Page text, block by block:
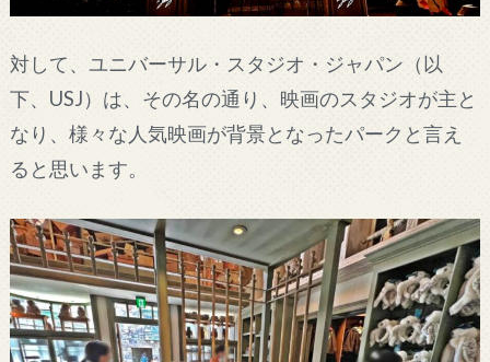
対して、ユニバーサル・スタジオ・ジャパン（以
下、USJ）は、その名の通り、映画のスタジオが主と
なり、様々な人気映画が背景となったパークと言え
ると思います。